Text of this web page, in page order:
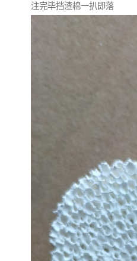
注完毕挡渣棉一扒即落